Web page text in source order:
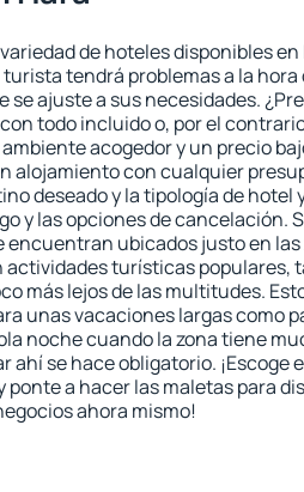
de hoteles disponibles en
tendrá problemas a la hora
se ajuste a sus necesidades.
todo incluido o, por el
acogedor y un precio
alojamiento con cualquier
deseado y la tipología de hotel
y las opciones de cancelación.
encuentran ubicados justo en las
actividades turísticas populares,
más lejos de las multitudes.
unas vacaciones largas como
noche cuando la zona tiene
ahí se hace obligatorio. ¡Escoge
ponte a hacer las maletas para
ahora mismo!